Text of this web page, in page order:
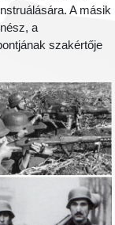
A másik
a
szakértője